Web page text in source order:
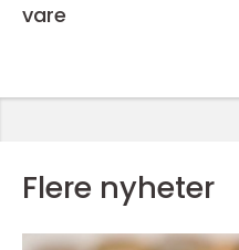
vare
Flere nyheter